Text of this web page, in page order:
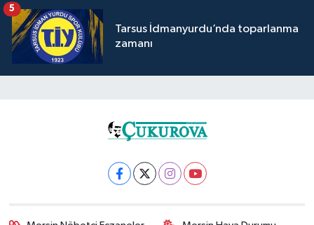
Tarsus İdmanyurdu’nda toparlanma
zamanı
5